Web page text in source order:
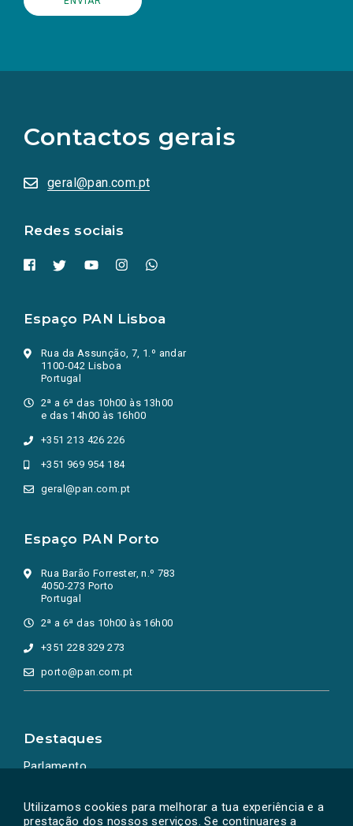
Utilizamos cookies para melhorar a tua experiência e a
prestação dos nossos serviços. Se continuares a
Contactos gerais
geral@pan.com.pt
Redes sociais
redes
sociais
numa
nova
Espaço PAN Lisboa
Rua da Assunção, 7, 1.º andar
1100-042 Lisboa
Portugal
2ª a 6ª das 10h00 às 13h00
e das 14h00 às 16h00
+351 213 426 226
+351 969 954 184
geral@pan.com.pt
Espaço PAN Porto
Rua Barão Forrester, n.º 783
4050-273 Porto
Portugal
2ª a 6ª das 10h00 às 16h00
+351 228 329 273
porto@pan.com.pt
Destaques
Parlamento